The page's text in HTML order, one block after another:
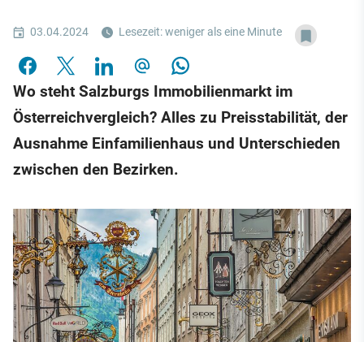
03.04.2024 Lesezeit: weniger als eine Minute
Wo steht Salzburgs Immobilienmarkt im
Österreichvergleich? Alles zu Preisstabilität, der
Ausnahme Einfamilienhaus und Unterschieden
zwischen den Bezirken.